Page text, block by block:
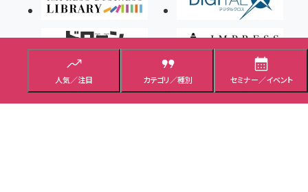
人気／注目 カテゴリ／種別 セミナー／イベント